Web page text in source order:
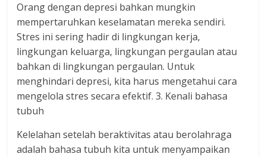
Orang dengan depresi bahkan mungkin
mempertaruhkan keselamatan mereka sendiri.
Stres ini sering hadir di lingkungan kerja,
lingkungan keluarga, lingkungan pergaulan atau
bahkan di lingkungan pergaulan. Untuk
menghindari depresi, kita harus mengetahui cara
mengelola stres secara efektif. 3. Kenali bahasa
tubuh
Kelelahan setelah beraktivitas atau berolahraga
adalah bahasa tubuh kita untuk menyampaikan